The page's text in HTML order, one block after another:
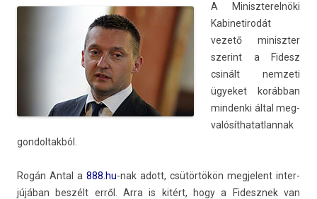
A Miniszterel­nöki
Kabinetirodát
vezető miniszt­er
szerint a Fidesz
csinált nem­zeti
ügyeket korábban
min­denki által meg­
valósít­hatat­lannak
gon­doltak­ból.
Rogán Antal a 888.hu-nak adott, csütörtökön meg­jelent in­ter­
jújában beszélt erről. Arra is kitért, hogy a Fidesznek van